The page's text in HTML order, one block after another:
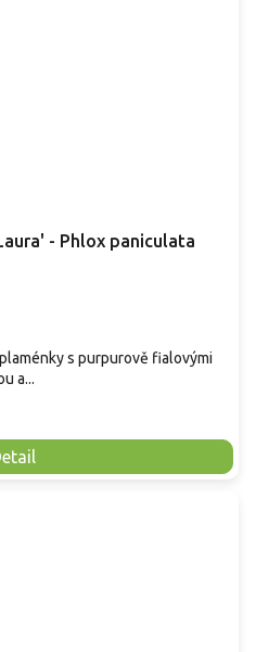
- Phlox paniculata
s purpurově fialovými
a...